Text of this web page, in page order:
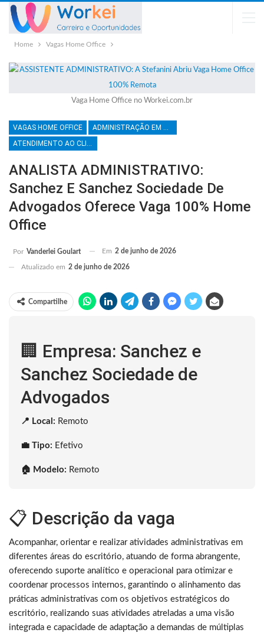
Home Vagas Home Office
Vaga Home Office no Workei.com.br
VAGAS HOME OFFICE
ADMINISTRAÇÃO EM GERAL
ATENDIMENTO AO CLIENTE
ANALISTA ADMINISTRATIVO:
Sanchez E Sanchez Sociedade De
Advogados Oferece Vaga 100% Home
Office
Por Vanderlei Goulart Em 2 de junho de 2026
Atualizado em 2 de junho de 2026
Compartilhe
🏢 Empresa: Sanchez e
Sanchez Sociedade de
Advogados
📍 Local: Remoto
💼 Tipo: Efetivo
🏠 Modelo: Remoto
📋 Descrição da vaga
Acompanhar, orientar e realizar atividades administrativas em
diferentes áreas do escritório, atuando de forma abrangente,
oferecendo suporte analítico e operacional para otimizar e
coordenar processos internos, garantindo o alinhamento das
práticas administrativas com os objetivos estratégicos do
escritório, realizando suas atividades atreladas a uma visão
integrada e capacidade de adaptação a demandas de múltiplas